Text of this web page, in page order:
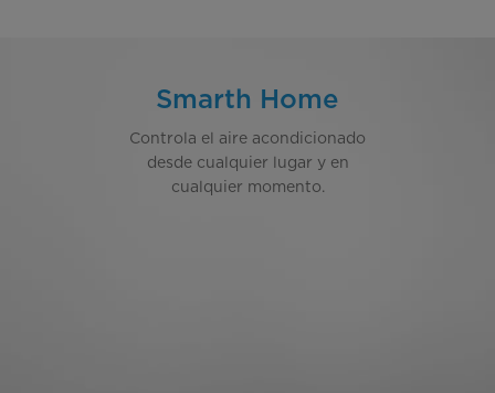
Smarth Home
Controla el aire acondicionado
desde cualquier lugar y en
cualquier momento.